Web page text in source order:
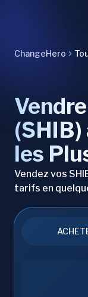
ChangeHero
(SHIB)
les
Vendez vos
tarifs en